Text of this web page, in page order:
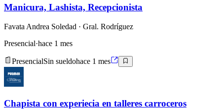
Manicura, Lashista, Recepcionista
Favata Andrea Soledad · Gral. Rodríguez
Presencial·hace 1 mes
PresencialSin sueldohace 1 mes
Chapista con experiecia en talleres carroceros